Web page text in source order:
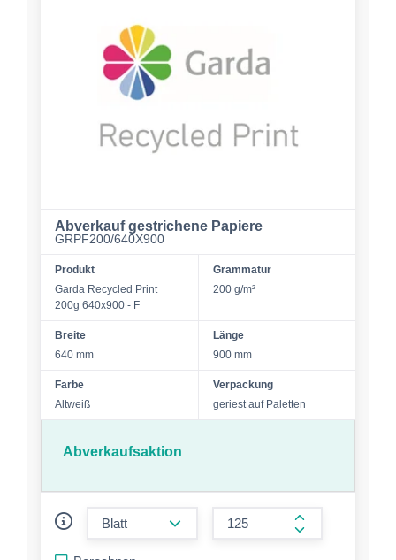
Abverkauf gestrichene Papiere
GRPF200/640X900
Produkt
Garda Recycled Print
200g 640x900 - F
Grammatur
200 g/m²
Breite
640 mm
Länge
900 mm
Farbe
Altweiß
Verpackung
geriest auf Paletten
Abverkaufsaktion
form.increase-